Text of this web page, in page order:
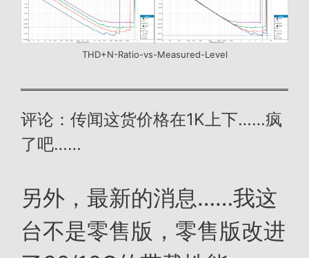
THD+N-Ratio-vs-Measured-Level
评论：传闻这货价格在1K上下……疯
了吧……
另外，最新的消息……我这
台不是零售版，零售版改进